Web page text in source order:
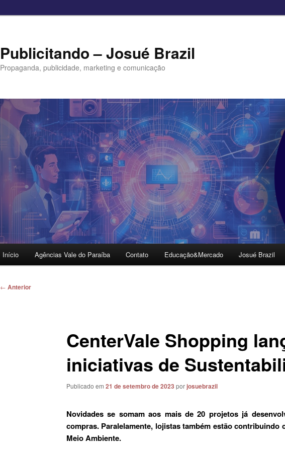
Publicitando – Josué Brazil
Propaganda, publicidade, marketing e comunicação
Início Agências Vale do Paraíba Contato Educação&Mercado Josué Brazil
Navegação
← Anterior
CenterVale Shopping
iniciativas de
Publicado em 21 de setembro de 2023 porjosuebrazil
Novidades se somam aos mais de 20 projetos já
compras. Paralelamente, lojistas também estão contribuindo
Meio Ambiente.